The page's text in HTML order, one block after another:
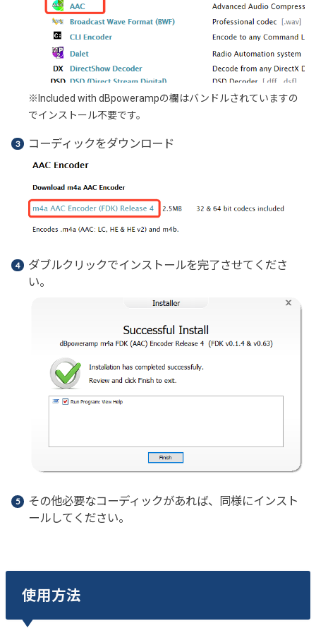
※Included with dBpowerampの欄はバンドルされていますの
でインストール不要です。
コーディックをダウンロード
ダブルクリックでインストールを完了させてくださ
い。
その他必要なコーディックがあれば、同様にインスト
ールしてください。
使用方法